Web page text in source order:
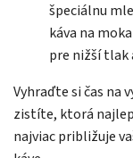
špeciálnu
káva na
pre nižší tlak
Vyhraďte si čas na
zistíte, ktorá
najviac približuje